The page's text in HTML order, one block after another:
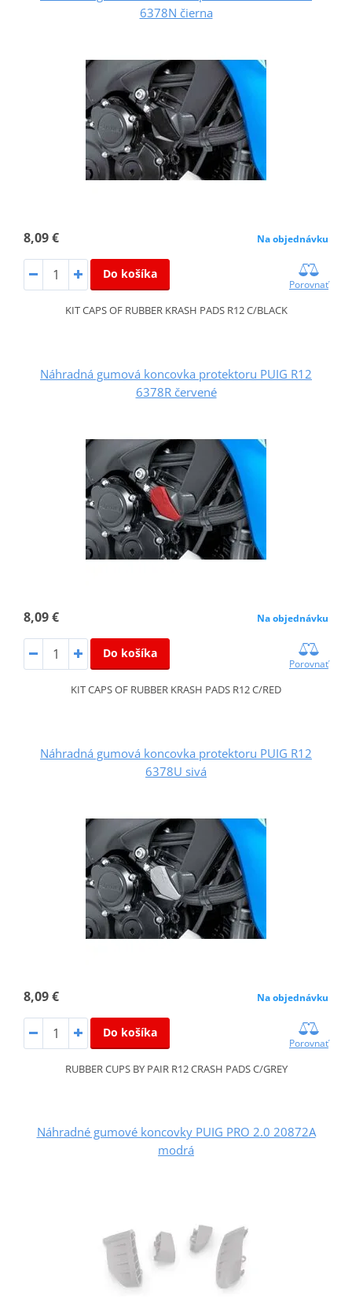
6378N čierna
8,09 € Na objednávku
Do košíka
Porovnať
KIT CAPS OF RUBBER KRASH PADS R12 C/BLACK
Náhradná gumová koncovka protektoru PUIG R12
6378R červené
8,09 € Na objednávku
Do košíka
Porovnať
KIT CAPS OF RUBBER KRASH PADS R12 C/RED
Náhradná gumová koncovka protektoru PUIG R12
6378U sivá
8,09 € Na objednávku
Do košíka
Porovnať
RUBBER CUPS BY PAIR R12 CRASH PADS C/GREY
Náhradné gumové koncovky PUIG PRO 2.0 20872A
modrá